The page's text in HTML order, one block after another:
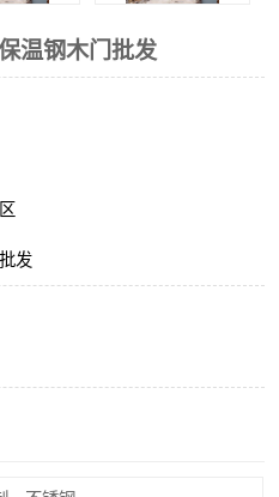
温钢木门批发
发